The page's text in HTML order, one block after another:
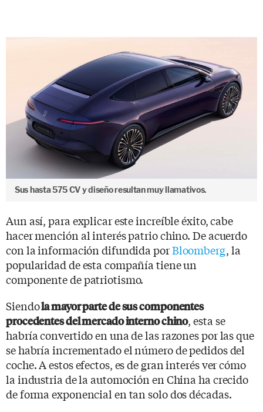
Sus hasta 575 CV y diseño resultan muy llamativos.
Aun así, para explicar este increíble éxito, cabe
hacer mención al interés patrio chino. De acuerdo
con la información difundida porBloomberg, la
popularidad de esta compañía tiene un
componente de patriotismo.
Siendola mayor parte de sus componentes
procedentes del mercado interno chino, esta se
habría convertido en una de las razones por las que
se habría incrementado el número de pedidos del
coche. A estos efectos, es de gran interés ver cómo
la industria de la automoción en China ha crecido
de forma exponencial en tan solo dos décadas.